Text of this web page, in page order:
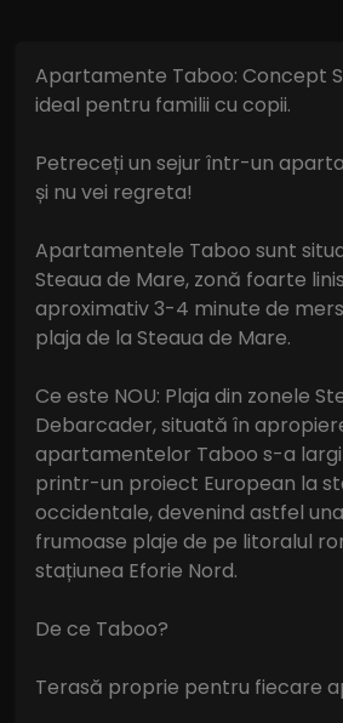
Apartamente Taboo: Concept
ideal pentru familii cu copii.
Petreceți un sejur într-un
și nu vei regreta!
Apartamentele Taboo sunt
Steaua de Mare, zonă foarte
aproximativ 3-4 minute de
plaja de la Steaua de Mare.
Ce este NOU: Plaja din zonele
Debarcader, situată în
apartamentelor Taboo s-a
printr-un proiect European la
occidentale, devenind astfel
frumoase plaje de pe litoralul
stațiunea Eforie Nord.
De ce Taboo?
Terasă proprie pentru fiecare